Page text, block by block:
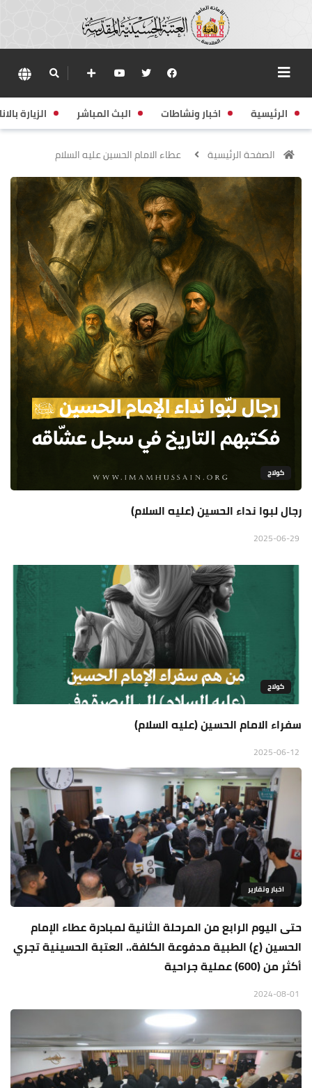
الرئيسية اخبار ونشاطات البث المباشر الزيارة
الصفحة الرئيسية عطاء الامام الحسين عليه السلام
كولاج
رجال لبوا نداء الحسين (عليه السلام)
كولاج
سفراء الامام الحسين (عليه السلام)
اخبار وتقارير
حتى اليوم الرابع من المرحلة الثانية لمبادرة عطاء الإمام
الحسين (ع) الطبية مدفوعة الكلفة.. العتبة الحسينية تجري
أكثر من (600) عملية جراحية